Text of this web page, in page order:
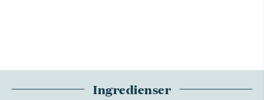
Ingredienser